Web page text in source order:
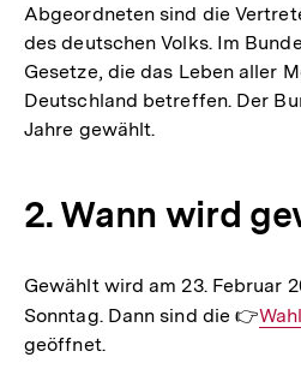
Abgeordneten sind die
des deutschen Volks. Im
Gesetze, die das Leben aller
Deutschland betreffen. Der
Jahre gewählt.
2. Wann wird
Gewählt wird am 23. Februar
Sonntag. Dann sind die 👉
geöffnet.